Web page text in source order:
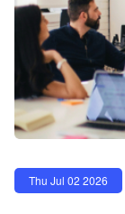
Thu Jul 02 2026